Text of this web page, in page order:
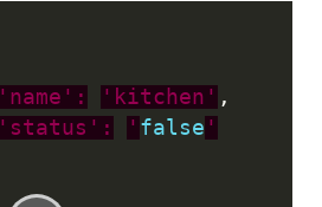
'name':
'kitchen' ,
'status':
' false '